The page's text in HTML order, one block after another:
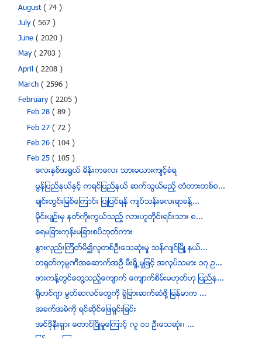
August( 74 )
July( 567 )
June ( 2020 )
May( 2703 )
April ( 2208 )
March ( 2596 )
February( 2205 )
Feb 28( 89 )
Feb 27( 72 )
Feb 26( 104 )
Feb 25( 105 )
ေလးႏွစ္အ႐ြယ္ မိန္းကေလး သားမယားက်င့္ခံရ
မြန္ျပည္နယ္ႏွင့္ ကရင္ျပည္နယ္ ဆက္သြယ္မည့္ တံတားတစ္စ...
ခ်င္းတြင္းျမစ္ေၾကာင္း ျပဳျပင္ရန္ က်ပ္သန္းေလးရာခန္႔...
မိုင္းပ်ဥ္းမွ နတ္ကိုးကြယ္သည့္ လားဟူတိုင္းရင္းသား ၈...
ေရမျခားကုန္းမျခားစပိဘုတ္ကား
ႏြားလွည္းၾကိတ္မိ၍လူတစ္ဦးေသဆံုးမႈ သန္လ်င္ၿမိဳ ့နယ္...
တရုတ္ကုမၸဏီအေဆာက္အဦ မီးရႈိ႕မႈျဖင့္ အလုပ္သမား ၁၇ ဥ...
ဖားကန္႔တြင္ေတြ႔သည့္ေက်ာက္ ေက်ာက္စိမ္းမဟုတ္ဟု ျပည္န...
ရိုဟင္ဂ်ာ မြတ္ဆလင္ေတြကို ခြဲျခားဆက္ဆံဖို႔ ျမန္မာက ...
အခက္အခဲကုိ ရင္ဆုိင္ေျဖရွင္းျခင္း
အင္ဒိုနီးရွား ေတာင္ၿပိဳမႈေၾကာင့္ လူ ၁၁ ဦးေသဆံုး၊ ...